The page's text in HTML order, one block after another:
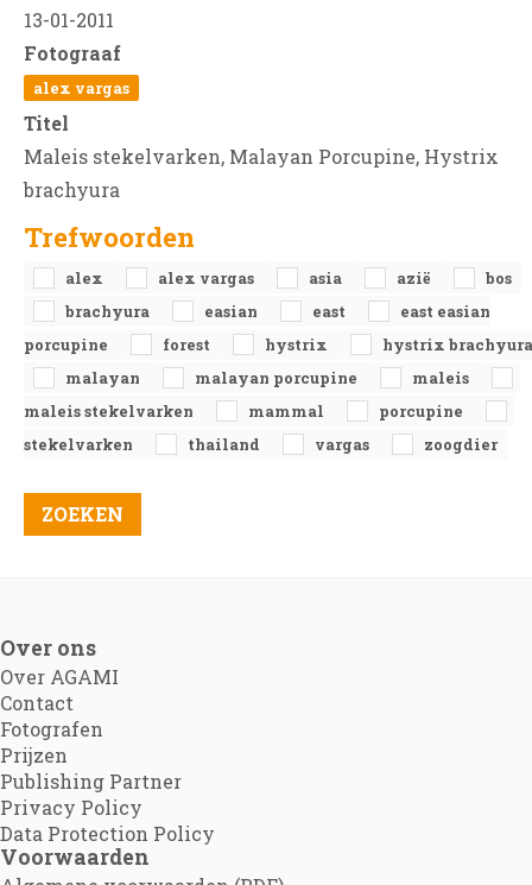
13-01-2011
Fotograaf
alex vargas
Titel
Maleis stekelvarken, Malayan Porcupine, Hystrix
brachyura
Trefwoorden
alex alex vargas asia azië
bos
brachyura
easian east
east easian
porcupine
forest hystrix
hystrix brachyura
malayan
malayan porcupine
maleis
maleis stekelvarken
mammal
porcupine
stekelvarken
thailand vargas zoogdier
Over ons
Over AGAMI
Contact
Fotografen
Prijzen
Publishing Partner
Privacy Policy
Data Protection Policy
Voorwaarden